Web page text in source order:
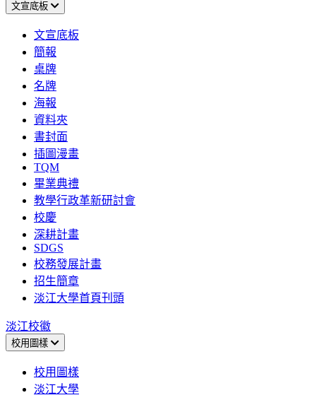
文宣底板
文宣底板
簡報
桌牌
名牌
海報
資料夾
書封面
插圖漫畫
TQM
畢業典禮
教學行政革新研討會
校慶
深耕計畫
SDGS
校務發展計畫
招生簡章
淡江大學首頁刊頭
淡江校徽
校用圖樣
校用圖樣
淡江大學